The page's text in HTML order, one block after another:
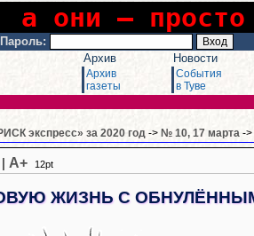
а они –
Пароль:
Архив
Архив
газеты
Новости
События
в Туве
экспресс» за 2020 год -> № 10, 17 марта -
A+ 12pt
ЖИЗНЬ С